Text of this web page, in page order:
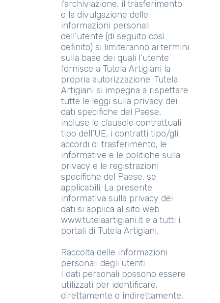
l’archiviazione, il trasferimento
e la divulgazione delle
informazioni personali
dell’utente (di seguito così
definito) si limiteranno ai termini
sulla base dei quali l’utente
fornisce a Tutela Artigiani la
propria autorizzazione. Tutela
Artigiani si impegna a rispettare
tutte le leggi sulla privacy dei
dati specifiche del Paese,
incluse le clausole contrattuali
tipo dell’UE, i contratti tipo/gli
accordi di trasferimento, le
informative e le politiche sulla
privacy e le registrazioni
specifiche del Paese, se
applicabili. La presente
informativa sulla privacy dei
dati si applica al sito web
www.tutelaartigiani.it e a tutti i
portali di Tutela Artigiani.
Raccolta delle informazioni
personali degli utenti
I dati personali possono essere
utilizzati per identificare,
direttamente o indirettamente,